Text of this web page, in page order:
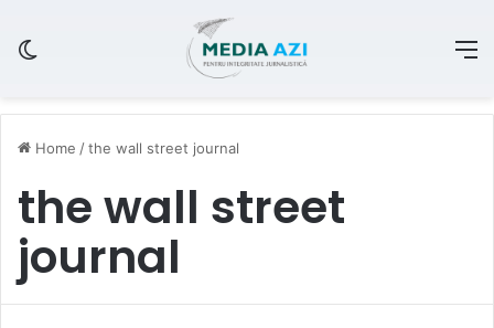
Home /the wall street journal
the wall street
journal